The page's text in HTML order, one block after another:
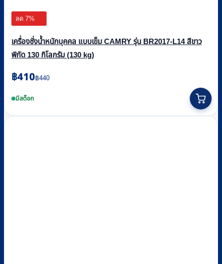
ลด 7%
เครื่องชั่งน้ำหนักบุคคล แบบเข็ม CAMRY รุ่น BR2017-L14 สีขาว
พิกัด 130 กิโลกรัม (130 kg)
฿440
Original
was:
฿410
Current
is:มีสต็อก